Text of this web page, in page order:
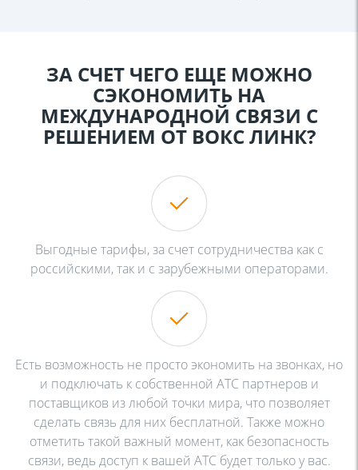
ЗА СЧЕТ ЧЕГО ЕЩЕ МОЖНО
СЭКОНОМИТЬ НА
МЕЖДУНАРОДНОЙ СВЯЗИ С
РЕШЕНИЕМ ОТ ВОКС ЛИНК?
Выгодные тарифы, за счет сотрудничества как с
российскими,так и с зарубежными операторами.
Есть возможность не просто экономить на звонках, но
и подключать к собственной АТС партнеров и
поставщиков излюбой точки мира, что позволяет
сделать связь для них бесплатной. Также можно
отметить такой важный момент, какбезопасность
связи, ведь доступ к вашей АТС будет только увас.